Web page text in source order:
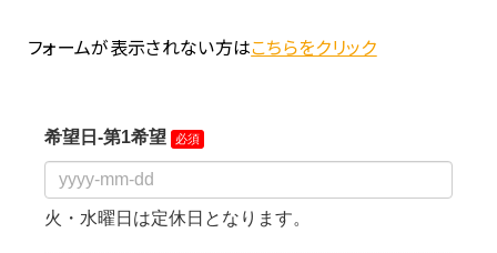
フォームが表示されない方はこちらをクリック